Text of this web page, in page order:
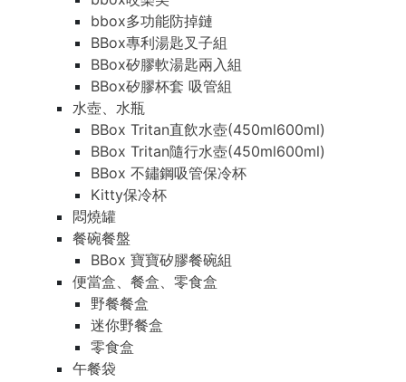
bbox多功能防掉鏈
BBox專利湯匙叉子組
BBox矽膠軟湯匙兩入組
BBox矽膠杯套 吸管組
水壺、水瓶
BBox Tritan直飲水壺(450ml600ml)
BBox Tritan隨行水壺(450ml600ml)
BBox 不鏽鋼吸管保冷杯
Kitty保冷杯
悶燒罐
餐碗餐盤
BBox 寶寶矽膠餐碗組
便當盒、餐盒、零食盒
野餐餐盒
迷你野餐盒
零食盒
午餐袋